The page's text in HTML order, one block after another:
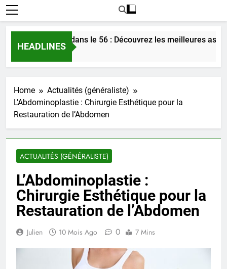
HEADLINES
l’amour dans le 56 : Découvrez les meilleures astuces en
Home
Actualités (généraliste)
L’Abdominoplastie : Chirurgie Esthétique pour la
Restauration de l’Abdomen
ACTUALITÉS (GÉNÉRALISTE)
L’Abdominoplastie :
Chirurgie Esthétique pour la
Restauration de l’Abdomen
Julien 10 Mois Ago 0 7 Mins